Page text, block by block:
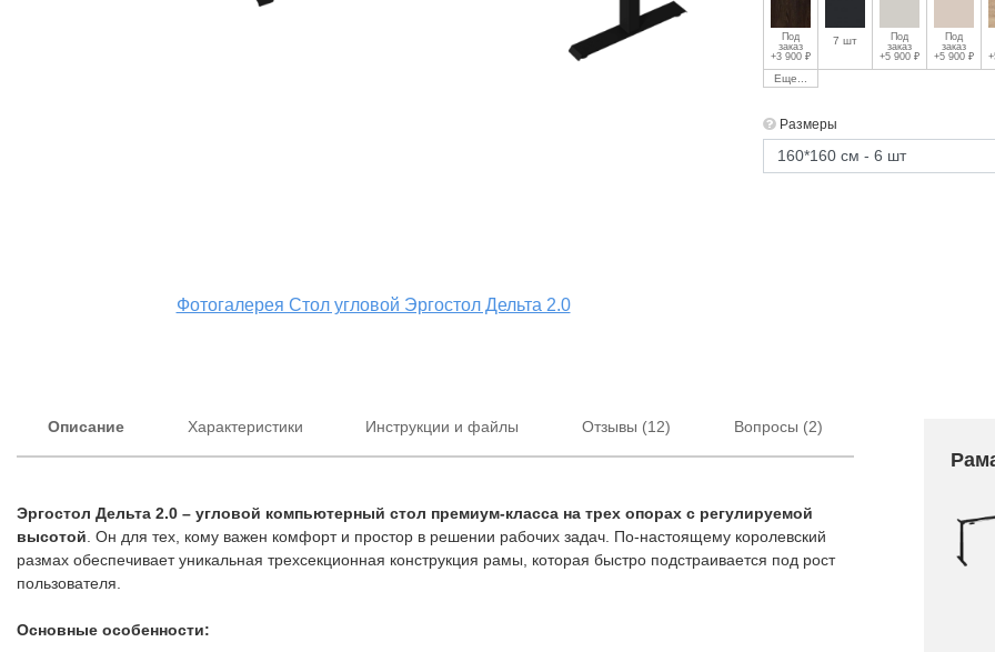
Фотогалерея Стол угловой Эргостол Дельта 2.0
Под
заказ
+3 900 ₽
7 шт
Под
заказ
+5 900 ₽
Под
заказ
+5 900 ₽
Еще...
Размеры
Подвесной
Описание Характеристики Инструкции и файлы Отзывы (12) Вопросы (2)
Эргостол Дельта 2.0 – угловой компьютерный стол премиум-класса на трех опорах с регулируемой
высотой . Он для тех, кому важен комфорт и простор в решении рабочих задач. По-настоящему королевский
размах обеспечивает уникальная трехсекционная конструкция рамы, которая быстро подстраивается под рост
пользователя.
Основные особенности: